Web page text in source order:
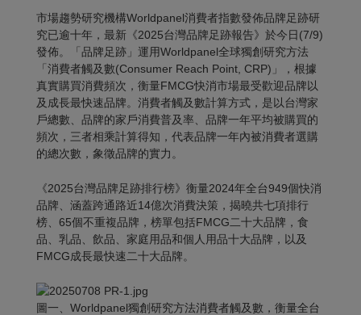
市場趨勢研究機構Worldpanel消費者指數發佈品牌足跡研
究已逾十年，最新《2025台灣品牌足跡報告》於今日(7/9)
發佈。「品牌足跡」運用Worldpanel全球獨創研究方法
「消費者觸及數(Consumer Reach Point, CRP)」，根據
真實購買消費頻次，衡量FMCG快消市場最受歡迎品牌以
及成長最快速品牌。消費者觸及數計算方式，是以台灣家
戶總數、品牌的家戶消費普及率、品牌一年平均被購買的
頻次，三者相乘計算得知，代表品牌一年內被消費者選購
的總次數，象徵品牌的實力。
《2025台灣品牌足跡排行榜》衡量2024年全台949個快消
品牌、涵蓋跨通路近14億次消費決策，揭曉共七項排行
榜、65個不重複品牌，榜單包括FMCG二十大品牌，食
品、乳品、飲品、家庭用品和個人用品十大品牌，以及
FMCG成長最快速二十大品牌。
圖一、Worldpanel獨創研究方法消費者觸及數，衡量全台